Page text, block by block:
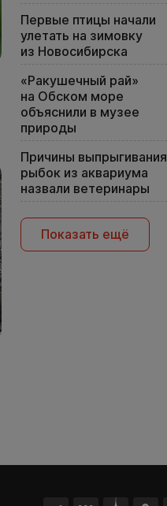
Первые птицы начали
улетать на зимовку
из Новосибирска
«Ракушечный рай»
на Обском море
объяснили в музее
природы
Причины выпрыгивания
рыбок из аквариума
назвали ветеринары
Показать ещё